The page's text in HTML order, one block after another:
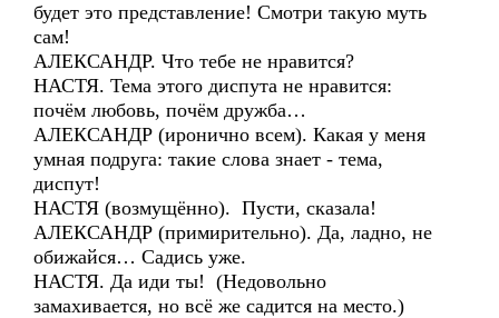
будет это представление! Смотри такую муть
сам!
АЛЕКСАНДР. Что тебе не нравится?
НАСТЯ. Тема этого диспута не нравится:
почём любовь, почём дружба…
АЛЕКСАНДР (иронично всем). Какая у меня
умная подруга: такие слова знает - тема,
диспут!
НАСТЯ (возмущённо). Пусти, сказала!
АЛЕКСАНДР (примирительно). Да, ладно, не
обижайся… Садись уже.
НАСТЯ. Да иди ты! (Недовольно
замахивается, но всё же садится на место.)